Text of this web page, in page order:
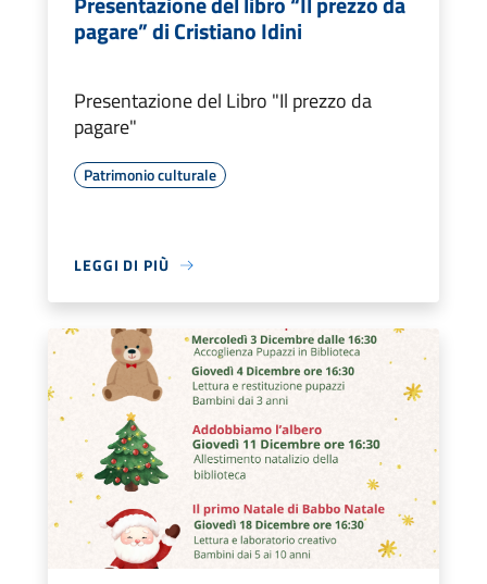
pagare” di Cristiano Idini
Presentazione del Libro "Il prezzo da
pagare"
Patrimonio culturale
LEGGI DI PIÙ